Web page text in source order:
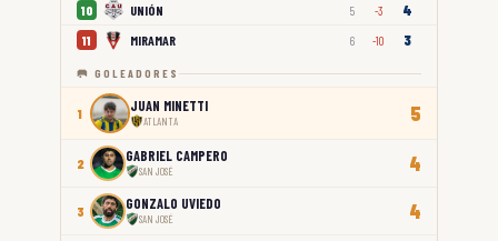
10 UNIÓN 5 -3 4
11 MIRAMAR 6 -10 3
🥅 GOLEADORES
1 JUAN MINETTI
ATLANTA 5
2 GABRIEL CAMPERO
SAN JOSÉ 4
3 GONZALO UVIEDO
SAN JOSÉ 4